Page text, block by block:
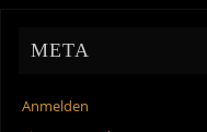
META
Anmelden